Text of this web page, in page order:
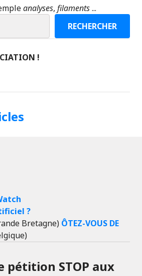
analyses, filaments...
RECHERCHER
!
?
Bretagne) ÔTEZ-VOUS DE
pétition STOP aux